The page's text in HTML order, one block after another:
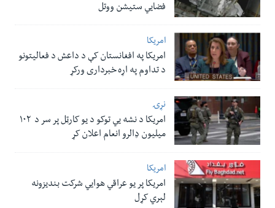
فضایي ستیشن ووتل
امریکا
امریکا په افغانستان کې د داعش د فعالیتونو
د تداوم په اړه خبرداری ورکړ
نړۍ
امریکا د نشه یي توکو د یو کارټل پر سر د ۱۰۲
میلیون ډالرو انعام اعلان کړ
امریکا
امریکا پر یو عراقي هوایي شرکت بندیزونه
لېري کړل